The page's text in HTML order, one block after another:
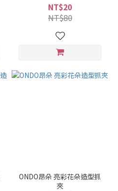
NT$20
NT$80
ONDO昂朵 亮彩花朵造型抓
夾